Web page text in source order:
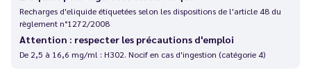
Recharges d'eliquide étiquetées selon les dispositions de l'article 48 du
règlement n°1272/2008
Attention : respecter les précautions d'emploi
De 2,5 à 16,6 mg/ml : H302. Nocif en cas d'ingestion (catégorie 4)